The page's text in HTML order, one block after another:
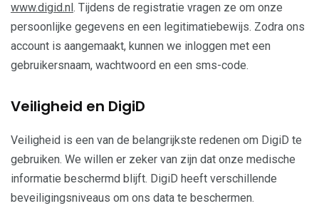
www.digid.nl. Tijdens de registratie vragen ze om onze
persoonlijke gegevens en een legitimatiebewijs. Zodra ons
account is aangemaakt, kunnen we inloggen met een
gebruikersnaam, wachtwoord en een sms-code.
Veiligheid en DigiD
Veiligheid is een van de belangrijkste redenen om DigiD te
gebruiken. We willen er zeker van zijn dat onze medische
informatie beschermd blijft. DigiD heeft verschillende
beveiligingsniveaus om ons data te beschermen.